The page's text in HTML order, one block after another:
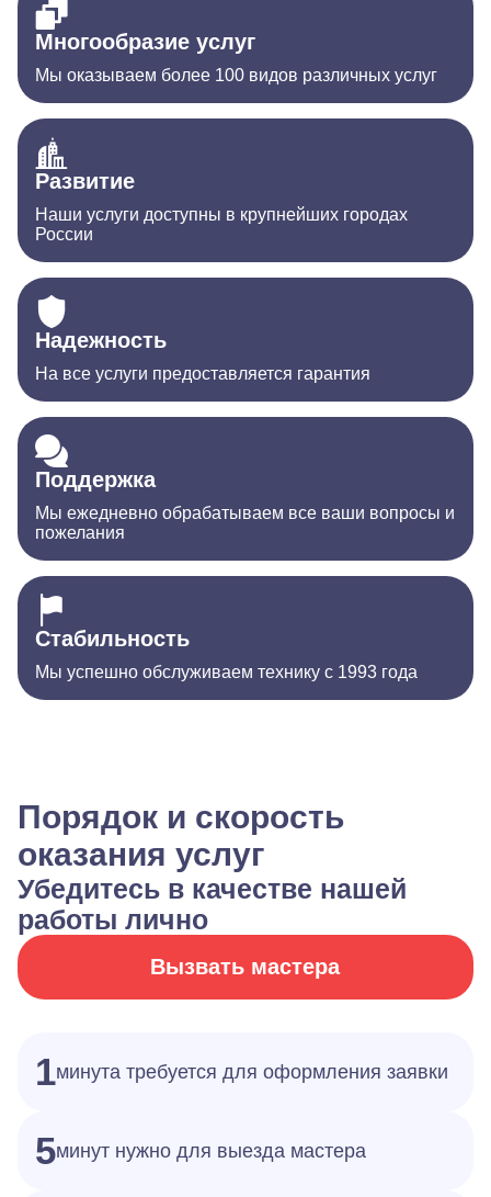
Многообразие услуг
Мы оказываем более 100 видов различных услуг
Развитие
Наши услуги доступны в крупнейших городах
России
Надежность
На все услуги предоставляется гарантия
Поддержка
Мы ежедневно обрабатываем все ваши вопросы и
пожелания
Стабильность
Мы успешно обслуживаем технику с 1993 года
Порядок и скорость
оказания услуг
Убедитесь в качестве нашей
работы лично
Вызвать мастера
1минута требуется для оформления заявки
5минут нужно для выезда мастера